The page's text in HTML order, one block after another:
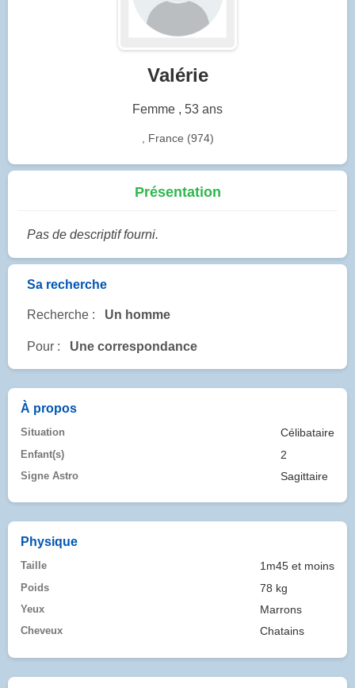
Valérie
Femme , 53 ans
, France (974)
Présentation
Pas de descriptif fourni.
Sa recherche
Recherche : Un homme
Pour : Une correspondance
À propos
Situation Célibataire
Enfant(s) 2
Signe Astro Sagittaire
Physique
Taille 1m45 et moins
Poids 78 kg
Yeux Marrons
Cheveux Chatains